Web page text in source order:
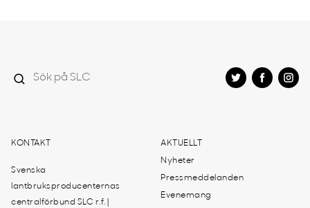
KONTAKT
Svenska
lantbruksproducenternas
centralförbund SLC r.f. |
AKTUELLT
Nyheter
Pressmeddelanden
Evenemang